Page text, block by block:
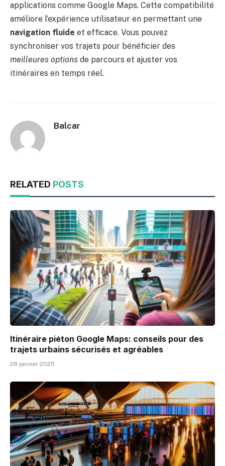
applications comme Google Maps. Cette compatibilité
améliore l’expérience utilisateur en permettant une
navigation fluide et efficace. Vous pouvez
synchroniser vos trajets pour bénéficier des
meilleures options de parcours et ajuster vos
itinéraires en temps réel.
Balcar
RELATED POSTS
Itinéraire piéton Google Maps: conseils pour des
trajets urbains sécurisés et agréables
28 janvier 2025